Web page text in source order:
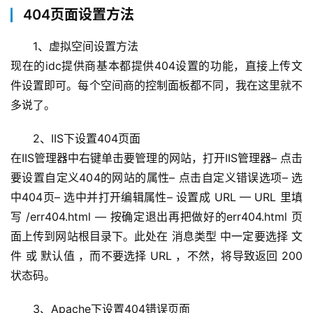
404页面设置方法
1、虚拟空间设置方法
现在的idc提供商基本都提供404设置的功能，直接上传文
件设置即可。每个空间商的控制面板都不同，我在这里就不
多说了。
2、IIS下设置404页面
在IIS管理器中右键单击要管理的网站，打开IIS管理器– 点击
要设置自定义404的网站的属性– 点击自定义错误选项– 选
中404页– 选中并打开编辑属性– 设置成 URL — URL 里填
写 /err404.html — 按确定退出再把做好的err404.html 页
面上传到网站根目录下。此处在 消息类型 中一定要选择 文
件 或 默认值 ，而不要选择 URL ，不然，将导致返回 200
状态码。
3、Apache下设置404错误页面